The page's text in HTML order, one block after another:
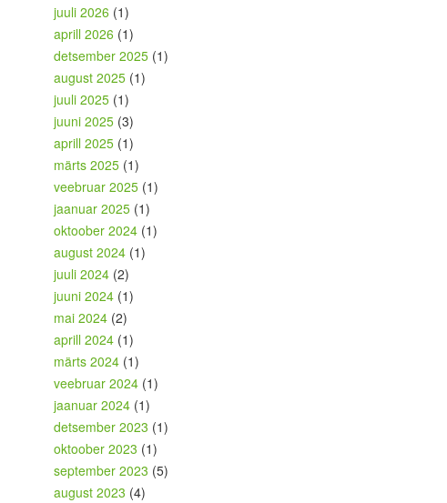
juuli 2026 (1)
aprill 2026 (1)
detsember 2025 (1)
august 2025 (1)
juuli 2025 (1)
juuni 2025 (3)
aprill 2025 (1)
märts 2025 (1)
veebruar 2025 (1)
jaanuar 2025 (1)
oktoober 2024 (1)
august 2024 (1)
juuli 2024 (2)
juuni 2024 (1)
mai 2024 (2)
aprill 2024 (1)
märts 2024 (1)
veebruar 2024 (1)
jaanuar 2024 (1)
detsember 2023 (1)
oktoober 2023 (1)
september 2023 (5)
august 2023 (4)